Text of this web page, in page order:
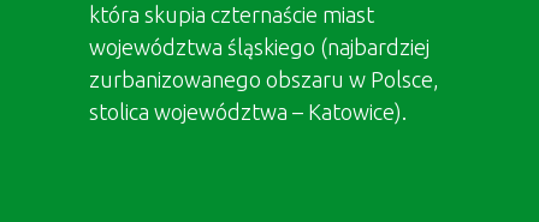
która skupia czternaście miast
województwa śląskiego (najbardziej
zurbanizowanego obszaru w Polsce,
stolica województwa – Katowice).